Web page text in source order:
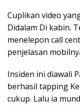
Cuplikan video
Didalam Di kabin.
menelepon call
penjelasan
Insiden ini diawali
berhasil tapping
cukup. Lalu ia